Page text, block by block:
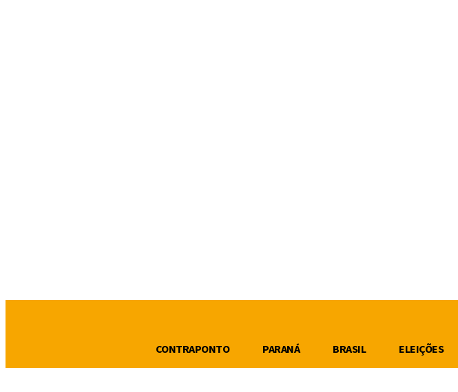
CONTRAPONTO PARANÁ BRASIL ELEIÇÕES